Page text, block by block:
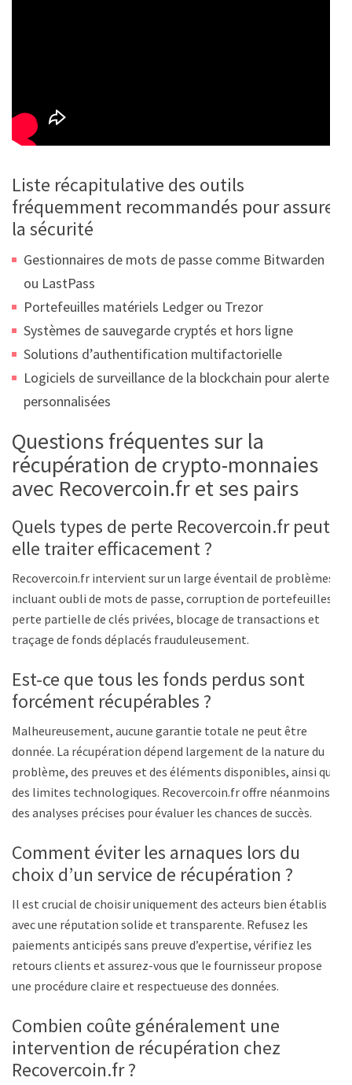
Liste récapitulative des outils
fréquemment recommandés pour assurer
la sécurité
Gestionnaires de mots de passe comme Bitwarden
ou LastPass
Portefeuilles matériels Ledger ou Trezor
Systèmes de sauvegarde cryptés et hors ligne
Solutions d’authentification multifactorielle
Logiciels de surveillance de la blockchain pour alertes
personnalisées
Questions fréquentes sur la
récupération de crypto-monnaies
avec Recovercoin.fr et ses pairs
Quels types de perte Recovercoin.fr peut-
elle traiter efficacement ?
Recovercoin.fr intervient sur un large éventail de problèmes
incluant oubli de mots de passe, corruption de portefeuilles,
perte partielle de clés privées, blocage de transactions et
traçage de fonds déplacés frauduleusement.
Est-ce que tous les fonds perdus sont
forcément récupérables ?
Malheureusement, aucune garantie totale ne peut être
donnée. La récupération dépend largement de la nature du
problème, des preuves et des éléments disponibles, ainsi que
des limites technologiques. Recovercoin.fr offre néanmoins
des analyses précises pour évaluer les chances de succès.
Comment éviter les arnaques lors du
choix d’un service de récupération ?
Il est crucial de choisir uniquement des acteurs bien établis
avec une réputation solide et transparente. Refusez les
paiements anticipés sans preuve d’expertise, vérifiez les
retours clients et assurez-vous que le fournisseur propose
une procédure claire et respectueuse des données.
Combien coûte généralement une
intervention de récupération chez
Recovercoin.fr ?